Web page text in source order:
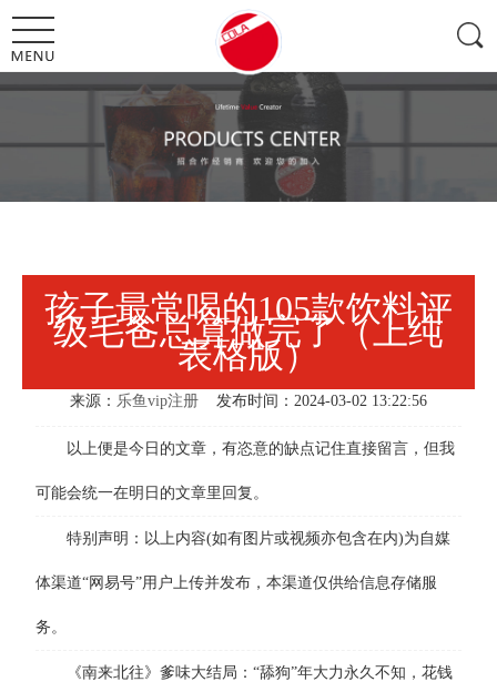
孩子最常喝的105款饮料评
级毛爸总算做完了（上纯
表格版）
来源： 乐鱼vip注册 发布时间：2024-03-02 13:22:56
以上便是今日的文章，有恣意的缺点记住直接留言，但我
可能会统一在明日的文章里回复。
特别声明：以上内容(如有图片或视频亦包含在内)为自媒
体渠道“网易号”用户上传并发布，本渠道仅供给信息存储服
务。
《南来北往》爹味大结局：“舔狗”年大力永久不知，花钱